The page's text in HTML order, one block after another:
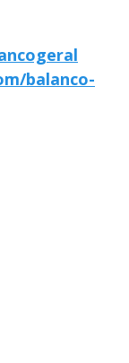
balanco-